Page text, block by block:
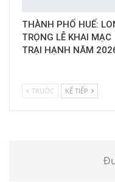
THÀNH PHỐ HUẾ:
TRỌNG LỄ KHAI MẠC
TRẠI HẠNH NĂM
TRƯỚC KẾ TIẾP